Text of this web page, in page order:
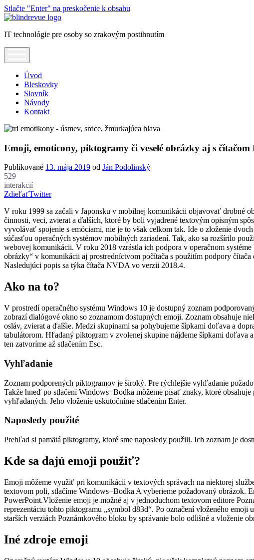
Stlačte "Enter" na preskočenie k obsahu
Blindrevue
IT technológie pre osoby so zrakovým postihnutím
Úvod
Bleskovky
Slovník
Návody
Kontakt
Emoji, emoticony, piktogramy či veselé obrázky aj s čítačom
Publikované 13. mája 2019 od Ján Podolinský
529
interakcií
ZdieľaťTwitter
V roku 1999 sa začali v Japonsku v mobilnej komunikácii objavovať drobné
činnosti, veci, zvierat a ďalších, ktoré by boli vyjadrené textovým opisným
vyvolávať spojenie s emóciami, nie je to však celkom tak. Ide o zloženie
súčasťou operačných systémov mobilných zariadení. Tak, ako sa rozšírilo
webovej komunikácii. V roku 2018 vzrástla ich podpora v operačnom
obrázky“ v komunikácii aj prostredníctvom počítača s použitím podpory
Nasledujúci popis sa týka čítača NVDA vo verzii 2018.4.
Ako na to?
V prostredí operačného systému Windows 10 je dostupný zoznam
zobrazí dialógové okno so zoznamom dostupných emoji. Zoznam obsahuje
osláv, zvierat a ďalšie. Medzi skupinami sa pohybujeme šípkami doľava a
tabulátorom. Hľadaný piktogram v zvolenej skupine nájdeme šípkami doľava
ten zatvoríme až stlačením Esc.
Vyhľadanie
Zoznam podporených piktogramov je široký. Pre rýchlejšie vyhľadanie
Takže hneď po stlačení Windows+Bodka môžeme písať znaky, ktoré
vyhľadaných. Jeho vloženie uskutočníme stlačením Enter.
Naposledy použité
Prehľad si pamätá piktogramy, ktoré sme naposledy použili. Ich zoznam je
Kde sa dajú emoji použiť?
Emoji môžeme využiť pri komunikácii v textových správach na niektorej
textovom poli, stlačíme Windows+Bodka A vyberieme požadovaný
PowerPoint.Vloženie emoji je možné aj v jednoduchom textovom editore
reprezentáciu tohto piktogramu „symbol d83d“. Po označení vloženého
starších verziách Poznámkového bloku by správanie bolo odlišné a vloženie
Iné zdroje emoji